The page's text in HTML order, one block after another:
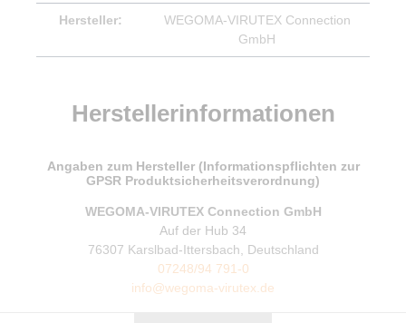
Hersteller:
WEGOMA-VIRUTEX Connection
GmbH
Herstellerinformationen
Angaben zum Hersteller (Informationspflichten zur
GPSR Produktsicherheitsverordnung)
WEGOMA-VIRUTEX Connection GmbH
Auf der Hub 34
76307 Karslbad-Ittersbach, Deutschland
07248/94 791-0
info@wegoma-virutex.de